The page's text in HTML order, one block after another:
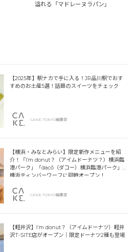
溢れる「マドレーヌラパン」
【2025年】駅ナカで手に入る！JR品川駅でおす
すめのお土産5選！話題のスイーツをチェック
CAKE.TOKYO編集部
【横浜・みなとみらい】限定新作メニューを紹
介！「I’m donut？（アイムドーナツ？）横浜臨
港パーク」「dacō（ダコー）横浜臨港パーク」
横浜ティンバーワーフに同時オープン！
CAKE.TOKYO編集部
【軽井沢】I’m donut？（アイムドーナツ）軽井
沢T-SITE店がオープン｜限定ドーナツ2種も登場